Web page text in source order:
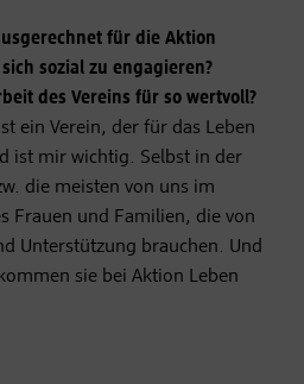
für die Aktion
sozial zu engagieren?
des Vereins für so wertvoll?
ein Verein, der für das Leben
ist mir wichtig. Selbst in der
die meisten von uns im
Frauen und Familien, die von
Unterstützung brauchen. Und
sie bei Aktion Leben